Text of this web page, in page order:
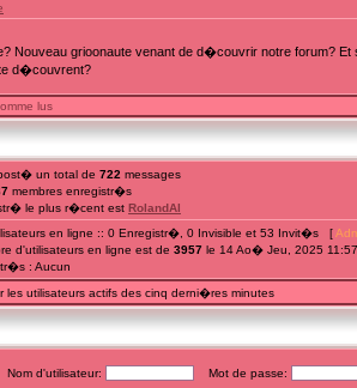
Nouveau grioonaute venant de d�couvrir notre forum?
d�couvrent?
lus
un total de 722 messages
membres enregistr�s
le plus r�cent est RolandAl
en ligne :: 0 Enregistr�, 0 Invisible et 53 Invit�s [
d'utilisateurs en ligne est de 3957 le 14 Ao� Jeu, 2025
: Aucun
utilisateurs actifs des cinq derni�res minutes
Nom d'utilisateur: Mot de passe: